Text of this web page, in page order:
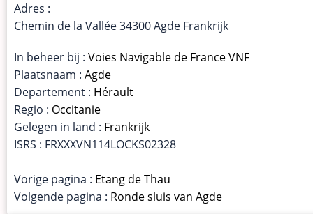
Adres :
Chemin de la Vallée 34300 Agde Frankrijk
In beheer bij : Voies Navigable de France VNF
Plaatsnaam : Agde
Departement : Hérault
Regio : Occitanie
Gelegen in land : Frankrijk
ISRS : FRXXXVN114LOCKS02328
Vorige pagina : Etang de Thau
Volgende pagina : Ronde sluis van Agde